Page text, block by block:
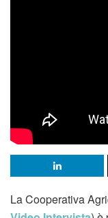
La Cooperativa